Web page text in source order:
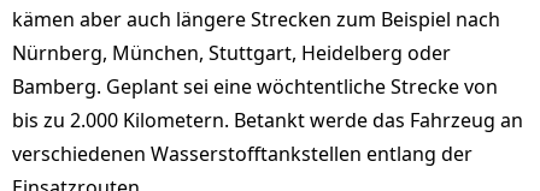
kämen aber auch längere Strecken zum Beispiel nach
Nürnberg, München, Stuttgart, Heidelberg oder
Bamberg. Geplant sei eine wöchtentliche Strecke von
bis zu 2.000 Kilometern. Betankt werde das Fahrzeug an
verschiedenen Wasserstofftankstellen entlang der